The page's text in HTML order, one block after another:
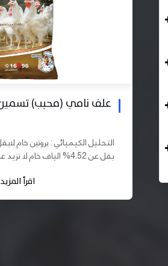
علف بادي نامي تسمين 19% هيرمان
اقرأ المزيد